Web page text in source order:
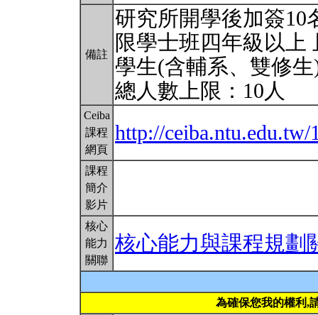
備註
研究所開學後加簽10
限學士班四年級以上
學生(含輔系、雙修
總人數上限：10人
Ceiba
課程
網頁
http://
課程
簡介
影片
核心
能力
關聯
核心能力與課程規劃
為確保您我的權利,